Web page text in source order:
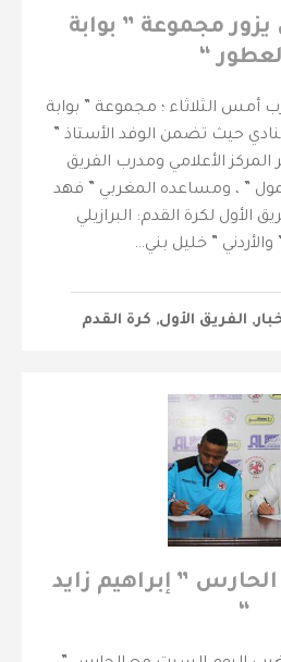
يزور مجموعة ” بوابة
“
أمس الثلاثاء ؛ مجموعة ” بوابة
حيث تضمن الوفد الأستاذ ”
الأعلامي ومدرب الفريق
” ، ومساعده المغربي ” فهد
الأول لكرة القدم: البرازيلي
والأردني ” خليل بني…
, الفريق الأول, كرة القدم
” إبراهيم زايد
“